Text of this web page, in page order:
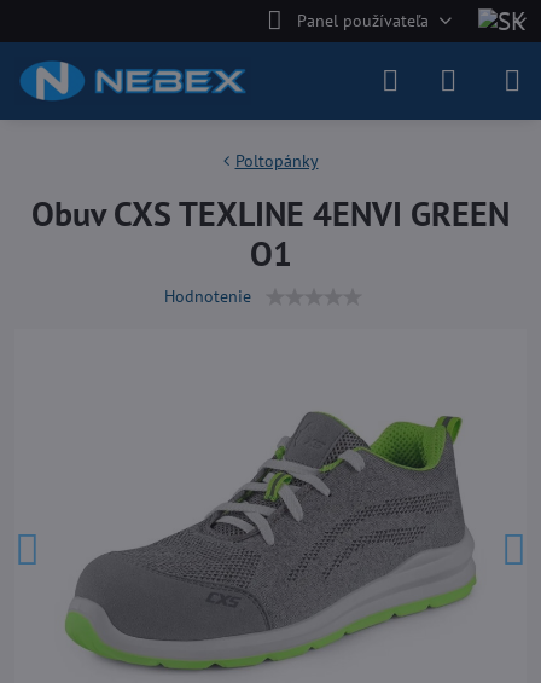
Panel používateľa
Poltopánky
Obuv CXS TEXLINE 4ENVI GREEN
O1
Hodnotenie